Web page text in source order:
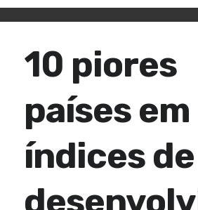
10 piores
países em
índices de